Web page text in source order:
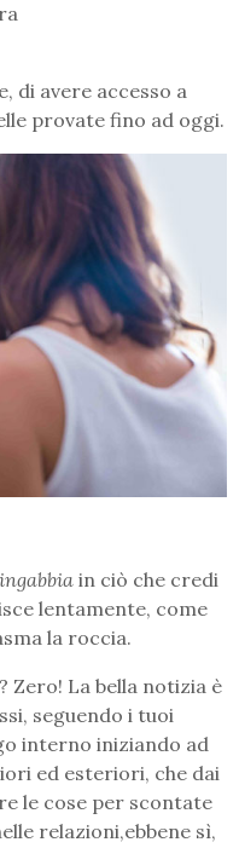
di avere accesso a
provate fino ad oggi.
ingabbia in ciò che credi
lentamente, come
la roccia.
Zero! La bella notizia è
seguendo i tuoi
interno iniziando ad
ed esteriori, che dai
le cose per scontate
relazioni,ebbene sì,